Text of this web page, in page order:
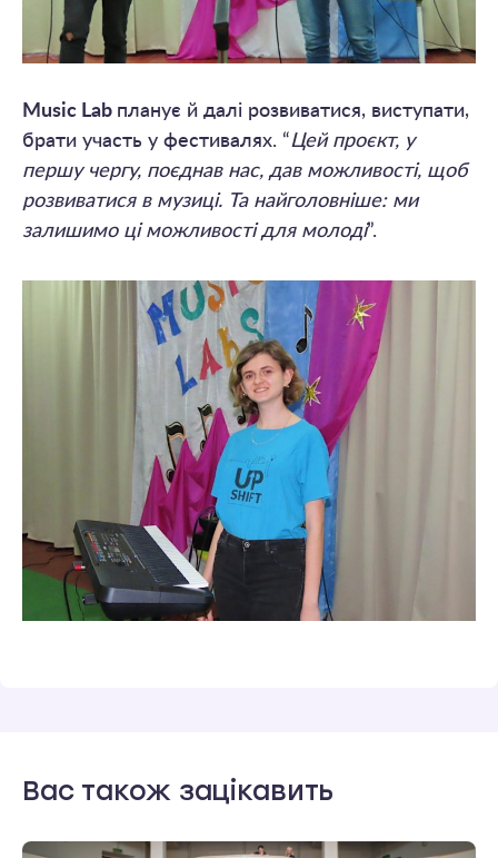
Music Lab планує й далі розвиватися, виступати,
брати участь у фестивалях. “Цей проєкт, у
першу чергу, поєднав нас, дав можливості, щоб
розвиватися в музиці. Та найголовніше: ми
залишимо ці можливості для молоді”.
Вас також зацікавить